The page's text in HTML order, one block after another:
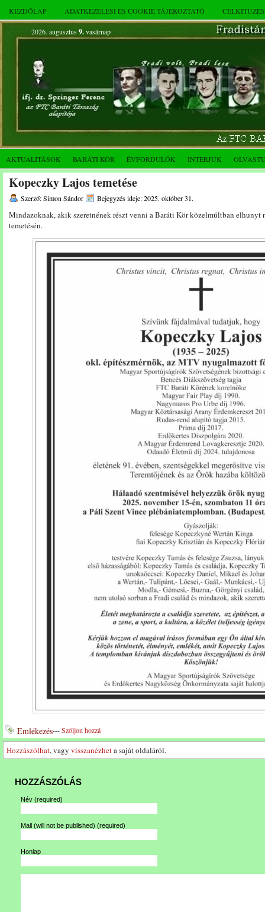
KEZDŐLAP ADATKEZELÉSI ÉS COOKIE TÁJÉKOZTATÓ
2026. augusztus 9.vasárnap
AKTUALITÁSOK BARÁTI KÖR ÉVFORDULÓK INTERJÚK
Kopeczky Lajos temetése
Szerző: Simon Sándor Bejegyzés ideje: 2025. október 31.
Mindazoknak, akik szeretnének részt venni a Baráti Kör közelmúltban elhunyt
temetésén.
Emlékezés---Szóljon hozzá
Hozzászólhat, vagy visszanézheta saját oldaláról.
HOZZÁSZÓLÁS
Név (required)
Mail (will not be published) (required)
Honlap